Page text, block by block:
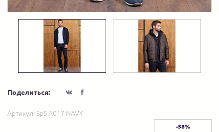
Поделиться:
Артикул: SpS A017 NAVY
-58%